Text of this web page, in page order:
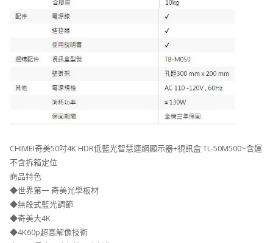
CHIMEI奇美50吋4K HDR低藍光智慧連網顯示器+視訊盒 TL-50M500~含運
不含拆箱定位
商品特色
◆世界第一 奇美光學板材
◆無段式藍光調節
◆奇美大4K
◆4K60p超高解像技術